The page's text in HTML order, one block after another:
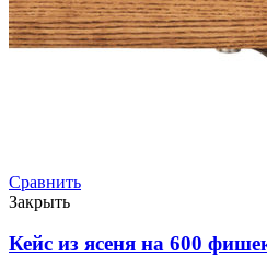
Сравнить
Закрыть
Кейс из ясеня на 600